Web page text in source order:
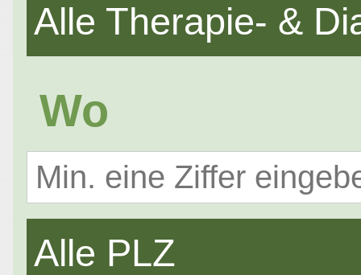
Alle Therapie- &
Wo
Alle PLZ